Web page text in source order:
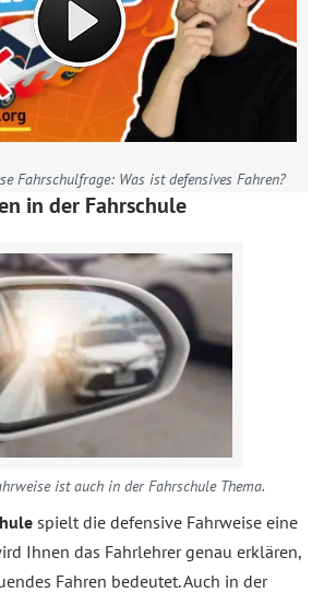
Fahrschulfrage: Was ist defensives Fahren?
in der Fahrschule
ist auch in der Fahrschule Thema.
spielt die defensive Fahrweise eine
Ihnen das Fahrlehrer genau erklären,
Fahren bedeutet. Auch in der